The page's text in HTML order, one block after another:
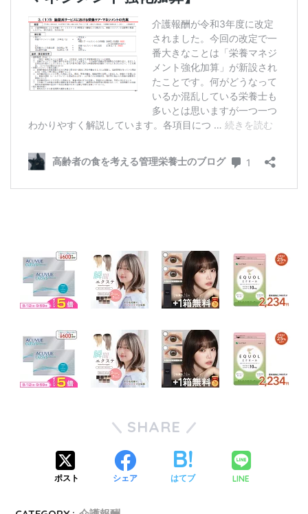
SHARE
ポスト シェア はてブ LINE